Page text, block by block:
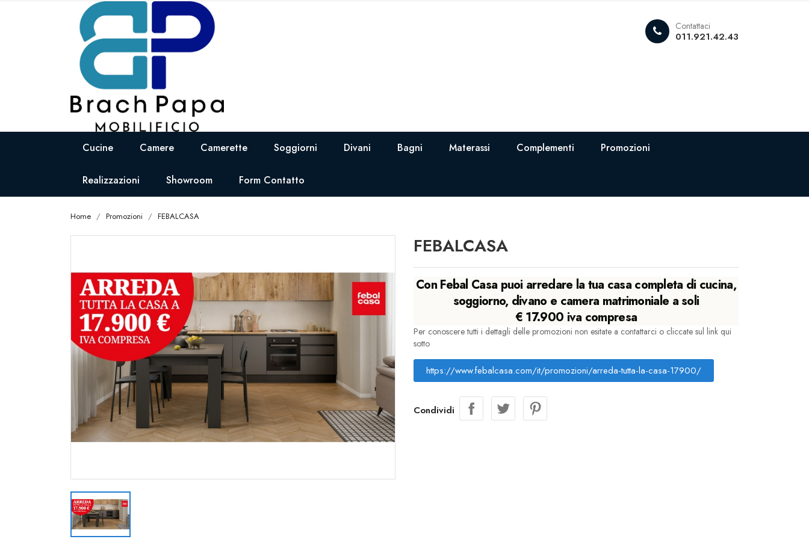
Contattaci
011.921.42.43
Cucine Camere Camerette Soggiorni Divani Bagni Materassi Complementi Promozioni
Realizzazioni Showroom Form Contatto
Home Promozioni FEBALCASA
FEBALCASA
Con Febal Casa puoi arredare la tua casa completa di cucina,
soggiorno, divano e camera matrimoniale a soli
€ 17.900 iva compresa
Per conoscere tutti i dettagli delle promozioni non esitate a contattarci o cliccate sul link qui
sotto
https://www.febalcasa.com/it/promozioni/arreda-tutta-la-casa-17900/
Condividi